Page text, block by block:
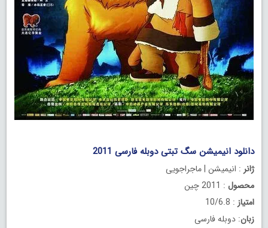
دانلود انیمیشن سگ تبتی دوبله فارسی 2011
ژانر : انیمیشن | ماجراجویی
محصول : 2011 چین
امتیاز : 10/6.8
زبان: دوبله فارسی